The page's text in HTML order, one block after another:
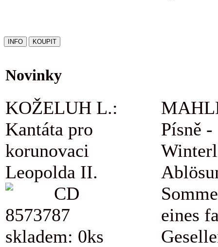
Novinky
KOŽELUH L.:
Kantáta pro
korunovaci
Leopolda II.
CD
8573787
skladem: 0ks
Písně
eines